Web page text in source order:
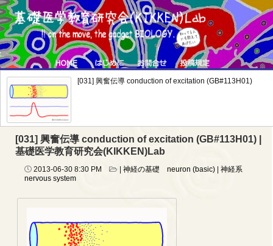
[031] 興奮伝導 conduction of excitation (GB#113H01)
[031] 興奮伝導 conduction of excitation (GB#113H01) |
基礎医学教育研究会(KIKKEN)Lab
2013-06-30 8:30 PM 神経の基礎 neuron (basic)
神経系
nervous system